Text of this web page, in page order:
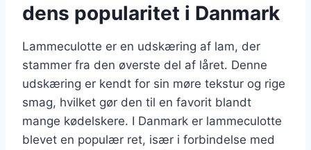
dens popularitet i Danmark
Lammeculotte er en udskæring af lam, der
stammer fra den øverste del af låret. Denne
udskæring er kendt for sin møre tekstur og rige
smag, hvilket gør den til en favorit blandt
mange kødelskere. I Danmark er lammeculotte
blevet en populær ret, især i forbindelse med